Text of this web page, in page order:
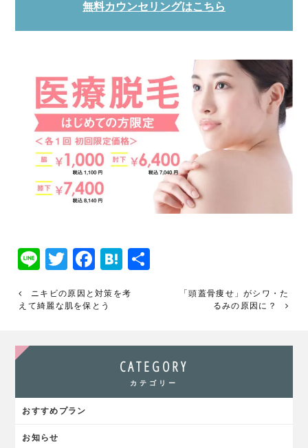
無料カウンセリングはこちら
LineTwitter
Facebook
Hatena
ニキビの原因と対策を考
えて綺麗な肌を保とう
「頭蓋骨痩せ」がシワ・た
るみの原因に？
CATEGORY
カテゴリー
おすすめプラン
お知らせ